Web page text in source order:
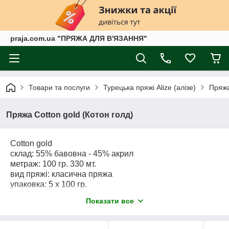
praja.com.ua "ПРЯЖА ДЛЯ В'ЯЗАННЯ"
Товари та послуги Турецька пряжі Alize (алізе)
Пряжа Cotton gold (Котон голд)
Cotton gold
склад: 55% бавовна - 45% акрил
метраж: 100 гр. 330 мт.
вид пряжі: класична пряжа
упаковка: 5 x 100 гр.
Показати все